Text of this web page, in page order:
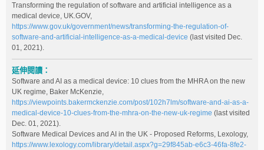
Transforming the regulation of software and artificial intelligence as a
medical device, UK.GOV,
https://www.gov.uk/government/news/transforming-the-regulation-of-
software-and-artificial-intelligence-as-a-medical-device (last visited Dec.
01, 2021).
延伸閱讀：
Software and AI as a medical device: 10 clues from the MHRA on the new
UK regime, Baker McKenzie,
https://viewpoints.bakermckenzie.com/post/102h7lm/software-and-ai-as-a-
medical-device-10-clues-from-the-mhra-on-the-new-uk-regime (last visited
Dec. 01, 2021).
Software Medical Devices and AI in the UK - Proposed Reforms, Lexology,
https://www.lexology.com/library/detail.aspx?g=29f845ab-e6c3-46fa-8fe2-